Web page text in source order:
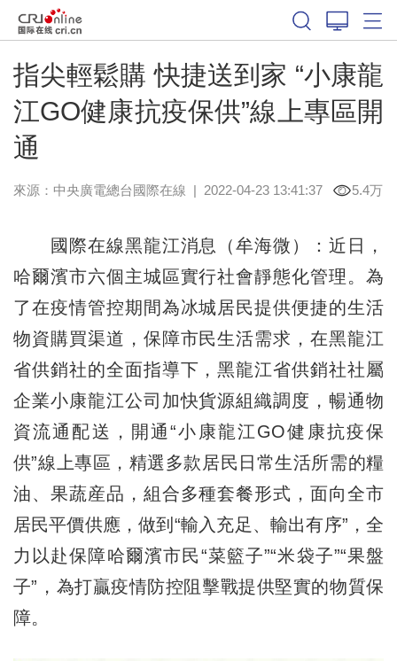
指尖輕鬆購 快捷送到家 “小康龍
江GO健康抗疫保供”線上專區開
通
來源：中央廣電總台國際在線 | 2022-04-23 13:41:37 5.4万
國際在線黑龍江消息（牟海微）：近日，
哈爾濱市六個主城區實行社會靜態化管理。為
了在疫情管控期間為冰城居民提供便捷的生活
物資購買渠道，保障市民生活需求，在黑龍江
省供銷社的全面指導下，黑龍江省供銷社社屬
企業小康龍江公司加快貨源組織調度，暢通物
資流通配送，開通“小康龍江GO健康抗疫保
供”線上專區，精選多款居民日常生活所需的糧
油、果蔬産品，組合多種套餐形式，面向全市
居民平價供應，做到“輸入充足、輸出有序”，全
力以赴保障哈爾濱市民“菜籃子”“米袋子”“果盤
子”，為打贏疫情防控阻擊戰提供堅實的物質保
障。